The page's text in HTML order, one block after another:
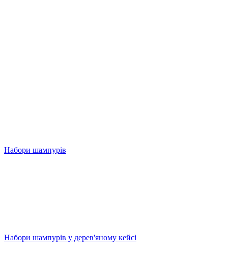
Набори шампурів
Набори шампурів у дерев'яному кейсі